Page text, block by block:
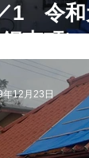
４年台風１５号
8月豪雨
年九州北部豪
1 令和
南町）
年12月23日